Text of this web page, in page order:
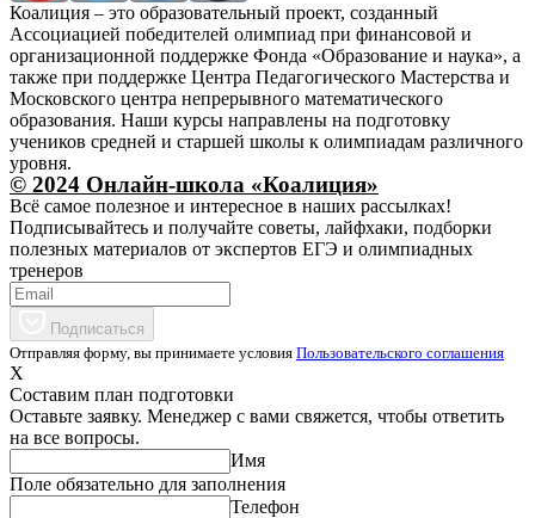
Коалиция – это образовательный проект, созданный
Ассоциацией победителей олимпиад при финансовой и
организационной поддержке Фонда «Образование и наука», а
также при поддержке Центра Педагогического Мастерства и
Московского центра непрерывного математического
образования. Наши курсы направлены на подготовку
учеников средней и старшей школы к олимпиадам различного
уровня.
© 2024 Онлайн-школа «Коалиция»
Всё самое полезное и интересное в наших рассылках!
Подписывайтесь и получайте советы, лайфхаки, подборки
полезных материалов от экспертов ЕГЭ и олимпиадных
тренеров
Подписаться
Отправляя форму, вы принимаете условия Пользовательского соглашения
X
Составим план подготовки
Оставьте заявку. Менеджер с вами свяжется, чтобы ответить
на все вопросы.
Имя
Поле обязательно для заполнения
Телефон